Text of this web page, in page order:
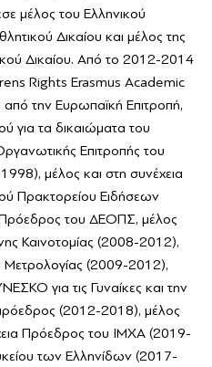
μέλος του Ελληνικού
Δικαίου και μέλος της
Δικαίου. Από το 2012-2014
Rights Erasmus Academic
την Ευρωπαϊκή Επιτροπή,
για τα δικαιώματα του
Επιτροπής του
μέλος και στη συνέχεια
Πρακτορείου Ειδήσεων
του ΔΕΟΠΣ, μέλος
Καινοτομίας (2008-2012),
Μετρολογίας (2009-2012),
για τις Γυναίκες και την
(2012-2018), μέλος
Πρόεδρος του ΙΜΧΑ (2019-
των Ελληνίδων (2017-